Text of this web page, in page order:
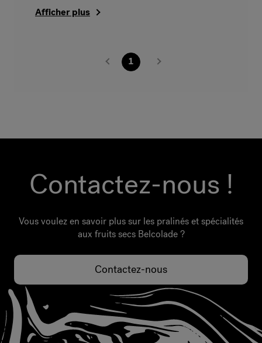
Afficher plus
1
Contactez-nous !
Vous voulez en savoir plus sur les pralinés et spécialités
aux fruits secs Belcolade ?
Contactez-nous